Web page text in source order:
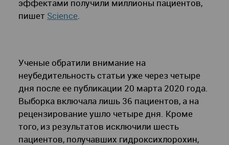
эффектами получили миллионы пациентов,
пишет Science
Ученые обратили внимание на
неубедительность статьи уже через четыре
дня после ее публикации 20 марта 2020 года.
Выборка включала лишь 36 пациентов, а на
рецензирование ушло четыре дня. Кроме
того, из результатов исключили шесть
пациентов, получавших гидроксихлорохин,